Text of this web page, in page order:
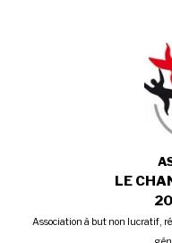
LE
Association à but non lucratif,